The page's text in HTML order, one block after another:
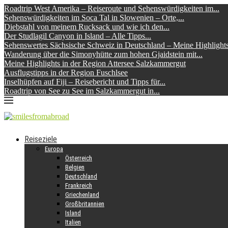
Roadtrip West Amerika – Reiseroute und Sehenswürdigkeiten im...
Sehenswürdigkeiten im Soca Tal in Slowenien – Orte,...
Diebstahl von meinem Rucksack und wie ich den...
Der Studlagil Canyon in Island – Alle Tipps...
Sehenswertes Sächsische Schweiz in Deutschland – Meine
Wanderung über die Simonyhütte zum hohen Gjaidstein mit...
Meine Highlights in der Region Attersee Salzkammergut
Ausflugstipps in der Region Fuschlsee
Inselhüpfen auf Fiji – Reisebericht und Tipps für...
Roadtrip von See zu See im Salzkammergut in...
Reiseziele
Europa
Österreich
Belgien
Deutschland
Frankreich
Griechenland
Großbritannien
Island
Italien